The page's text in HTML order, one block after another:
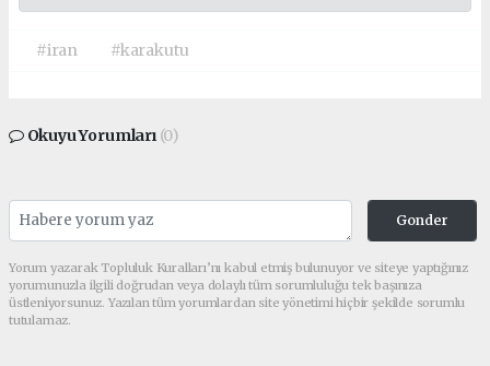
#iran #karakutu
Okuyu Yorumları (0)
Gonder
Yorum yazarak Topluluk Kuralları’nı kabul etmiş bulunuyor ve siteye yaptığınız
yorumunuzla ilgili doğrudan veya dolaylı tüm sorumluluğu tek başınıza
üstleniyorsunuz. Yazılan tüm yorumlardan site yönetimi hiçbir şekilde sorumlu
tutulamaz.